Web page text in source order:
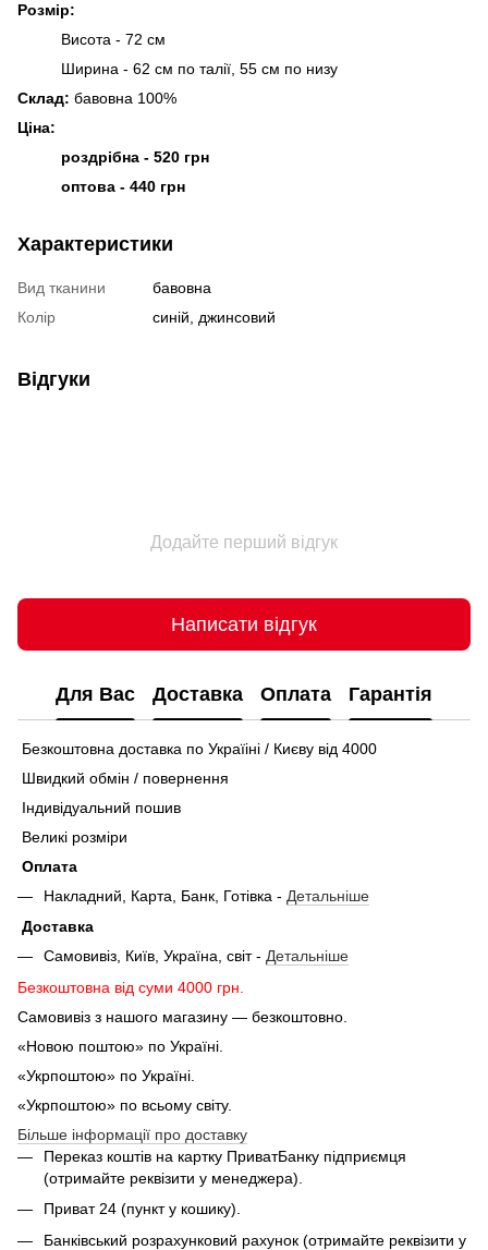
Розмір:
Висота - 72 см
Ширина - 62 см по талії, 55 см по низу
Склад: бавовна 100%
Ціна:
роздрібна - 520 грн
оптова - 440 грн
Характеристики
Вид тканини
бавовна
Колір
синій, джинсовий
Відгуки
Додайте перший відгук
Написати відгук
Для Вас Доставка Оплата Гарантія
Безкоштовна доставка по Україіні / Києву від 4000
Швидкий обмін / повернення
Індивідуальний пошив
Великі розміри
Оплата
Накладний, Карта, Банк, Готівка - Детальніше
Доставка
Самовивіз, Київ, Україна, світ - Детальніше
Безкоштовна від суми 4000 грн.
Самовивіз з нашого магазину — безкоштовно.
«Новою поштою» по Україні.
«Укрпоштою» по Україні.
«Укрпоштою» по всьому світу.
Більше інформації про доставку
Переказ коштів на картку ПриватБанку підприємця
(отримайте реквізити у менеджера).
Приват 24 (пункт у кошику).
Банківський розрахунковий рахунок (отримайте реквізити у